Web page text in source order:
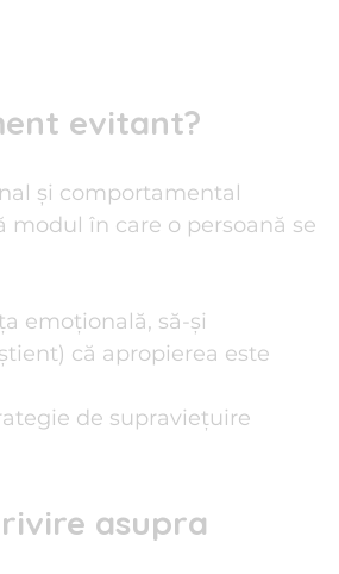
evitant?
și comportamental
modul în care o persoană se
emoțională, să-și
că apropierea este
de supraviețuire
asupra